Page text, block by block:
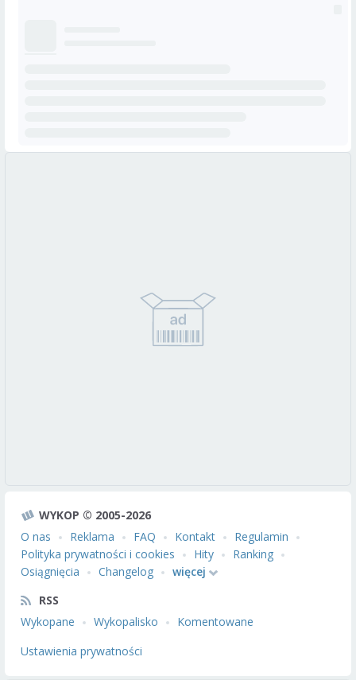
WYKOP © 2005-2026
O nas
Reklama FAQ Kontakt
Regulamin
Polityka prywatności i cookies
Hity
Ranking
Osiągnięcia
Changelog
więcej
RSS
Wykopane
Wykopalisko
Komentowane
Ustawienia prywatności